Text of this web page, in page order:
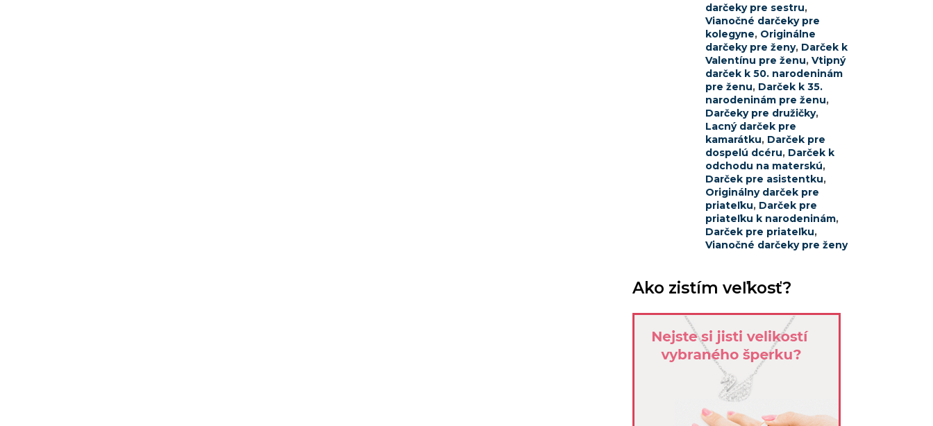
darčeky pre sestru,
Vianočné darčeky pre
kolegyne, Originálne
darčeky pre ženy, Darček k
Valentínu pre ženu, Vtipný
darček k 50. narodeninám
pre ženu, Darček k 35.
narodeninám pre ženu,
Darčeky pre družičky,
Lacný darček pre
kamarátku, Darček pre
dospelú dcéru, Darček k
odchodu na materskú,
Darček pre asistentku,
Originálny darček pre
priateľku, Darček pre
priateľku k narodeninám,
Darček pre priateľku,
Vianočné darčeky pre ženy
Ako zistím veľkosť?